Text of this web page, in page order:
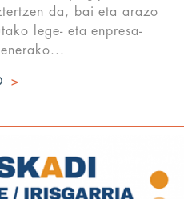
da, bai eta arazo
lege- eta enpresa-
>